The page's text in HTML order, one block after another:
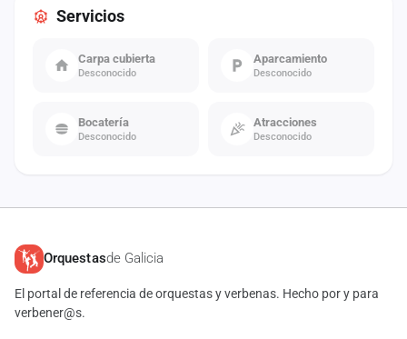
Servicios
Carpa cubierta
Desconocido
Aparcamiento
Desconocido
Bocatería
Desconocido
Atracciones
Desconocido
Orquestasde Galicia
El portal de referencia de orquestas y verbenas. Hecho por y para
verbener@s.